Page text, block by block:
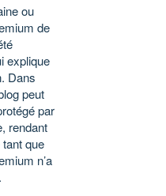
ou
de
explique
Dans
peut
par
rendant
que
n’a